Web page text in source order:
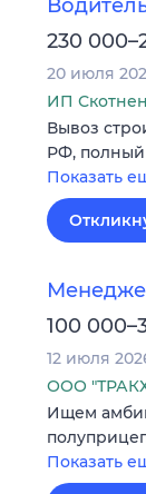
230
20 июля
ИП
Вывоз
РФ, полный
Показать
100
12 июля
ООО
Ищем
Показать